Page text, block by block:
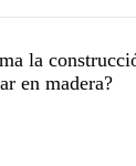
la
en madera?